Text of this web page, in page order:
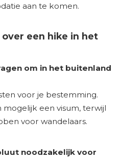
aan te komen.
een hike in het
om in het buitenland
voor je bestemming.
een visum, terwijl
voor wandelaars.
noodzakelijk voor